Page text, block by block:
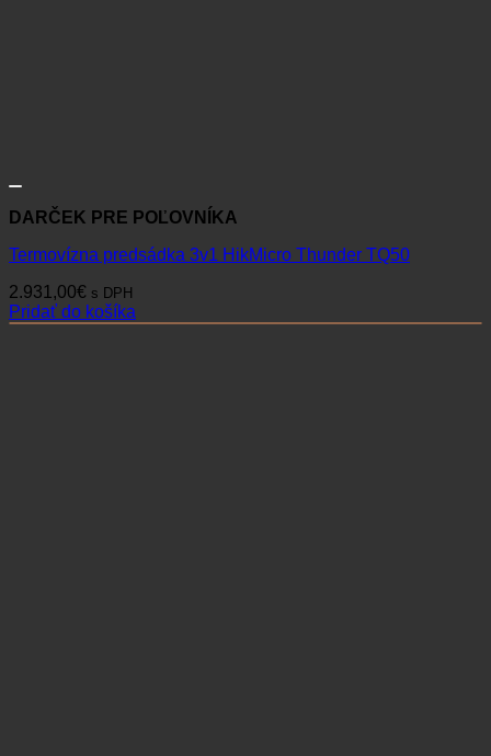
DARČEK PRE POĽOVNÍKA
Termovízna predsádka 3v1 HikMicro Thunder TQ50
2.931,00€ s DPH
Pridať do košíka